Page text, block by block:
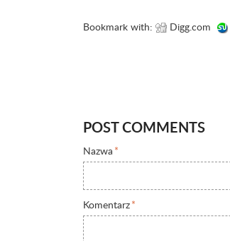
Bookmark with: Digg.com
POST COMMENTS
Nazwa *
Komentarz*